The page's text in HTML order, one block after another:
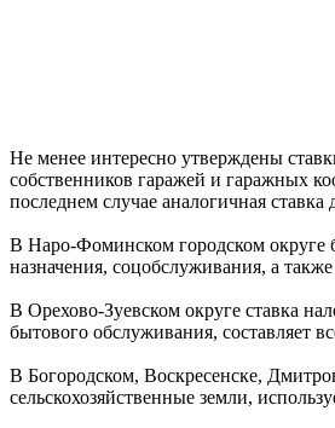
Не менее интересно утверждены
собственников гаражей и гаражных
последнем случае аналогичная ставка
В Наро-Фоминском городском округе
назначения, соцобслуживания, а
В Орехово-Зуевском округе ставка
бытового обслуживания, составляет
В Богородском, Воскресенске,
сельскохозяйственные земли,